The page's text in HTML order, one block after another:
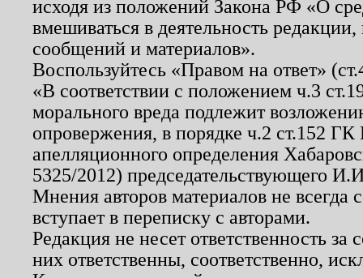
исходя из положений Закона РФ «О
вмешиваться в деятельность
сообщений и материалов».
Воспользуйтесь «Правом на ответ»
«В соответствии с положением ч.3
морального вреда подлежит
опровержения, в порядке ч.2 ст.152
апелляционного определения
5325/2012) председательствующего
Мнения авторов материалов не
вступает в переписку с авторами.
Редакция не несет ответственность
них ответственны, соответственно,